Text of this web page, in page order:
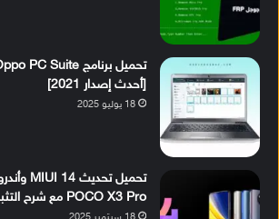
[أحدث إصدار 2021]
18 يوليو 2025
POCO X3 Pro مع شرح التثبيت